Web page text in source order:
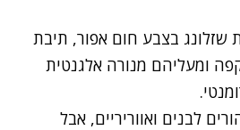
שזלונג בצבע חום אפור, תיבת
ומעליהם מנורה אלגנטית
לבנים ואווריריים, אבל